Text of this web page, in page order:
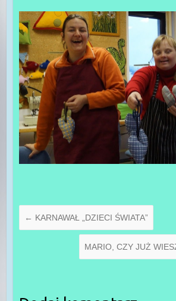
← KARNAWAŁ „DZIECI ŚWIATA”
MARIO, CZY JUŻ